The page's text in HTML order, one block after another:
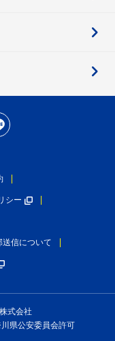
シー
信について
式会社
県公安委員会許可